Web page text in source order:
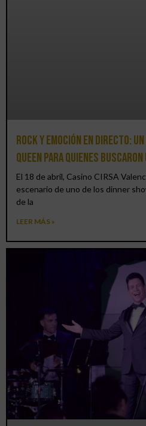
Rock y emoción en directo:
Queen para quienes
El 18 de abril, Casino CIRSA
escenario de uno de los dinner
de la
LEER MÁS »